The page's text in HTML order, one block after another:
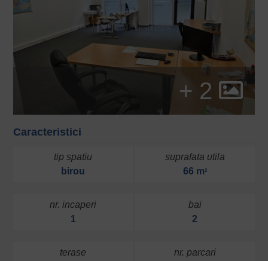
+ 2
Caracteristici
tip spatiu
birou
suprafata utila
66 m2
nr. incaperi
1
bai
2
terase
nr. parcari